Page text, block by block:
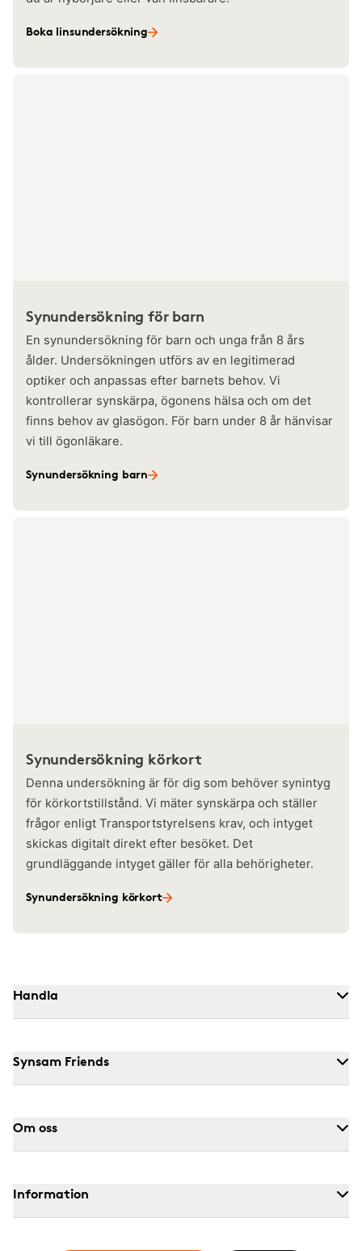
Boka linsundersökning
Synundersökning för barn
En synundersökning för barn och unga från 8 års
ålder. Undersökningen utförs av en legitimerad
optiker och anpassas efter barnets behov. Vi
kontrollerar synskärpa, ögonens hälsa och om det
finns behov av glasögon. För barn under 8 år hänvisar
vi till ögonläkare.
Synundersökning barn
Synundersökning körkort
Denna undersökning är för dig som behöver synintyg
för körkortstillstånd. Vi mäter synskärpa och ställer
frågor enligt Transportstyrelsens krav, och intyget
skickas digitalt direkt efter besöket. Det
grundläggande intyget gäller för alla behörigheter.
Synundersökning körkort
Handla
Synsam Friends
Om oss
Information